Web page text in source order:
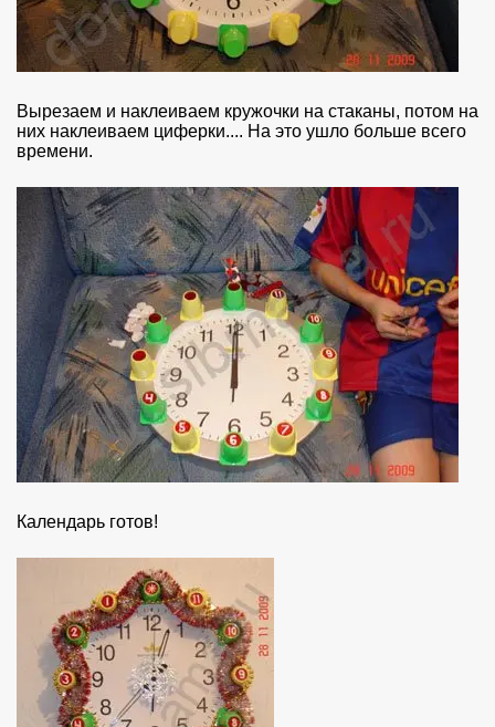
Вырезаем и наклеиваем кружочки на стаканы, потом на
них наклеиваем циферки.... На это ушло больше всего
времени.
Календарь готов!